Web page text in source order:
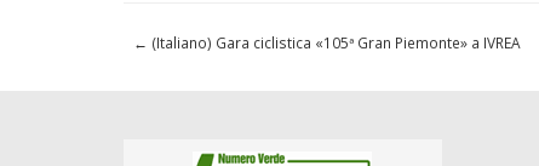
← (Italiano) Gara ciclistica «105ª Gran Piemonte» a IVREA